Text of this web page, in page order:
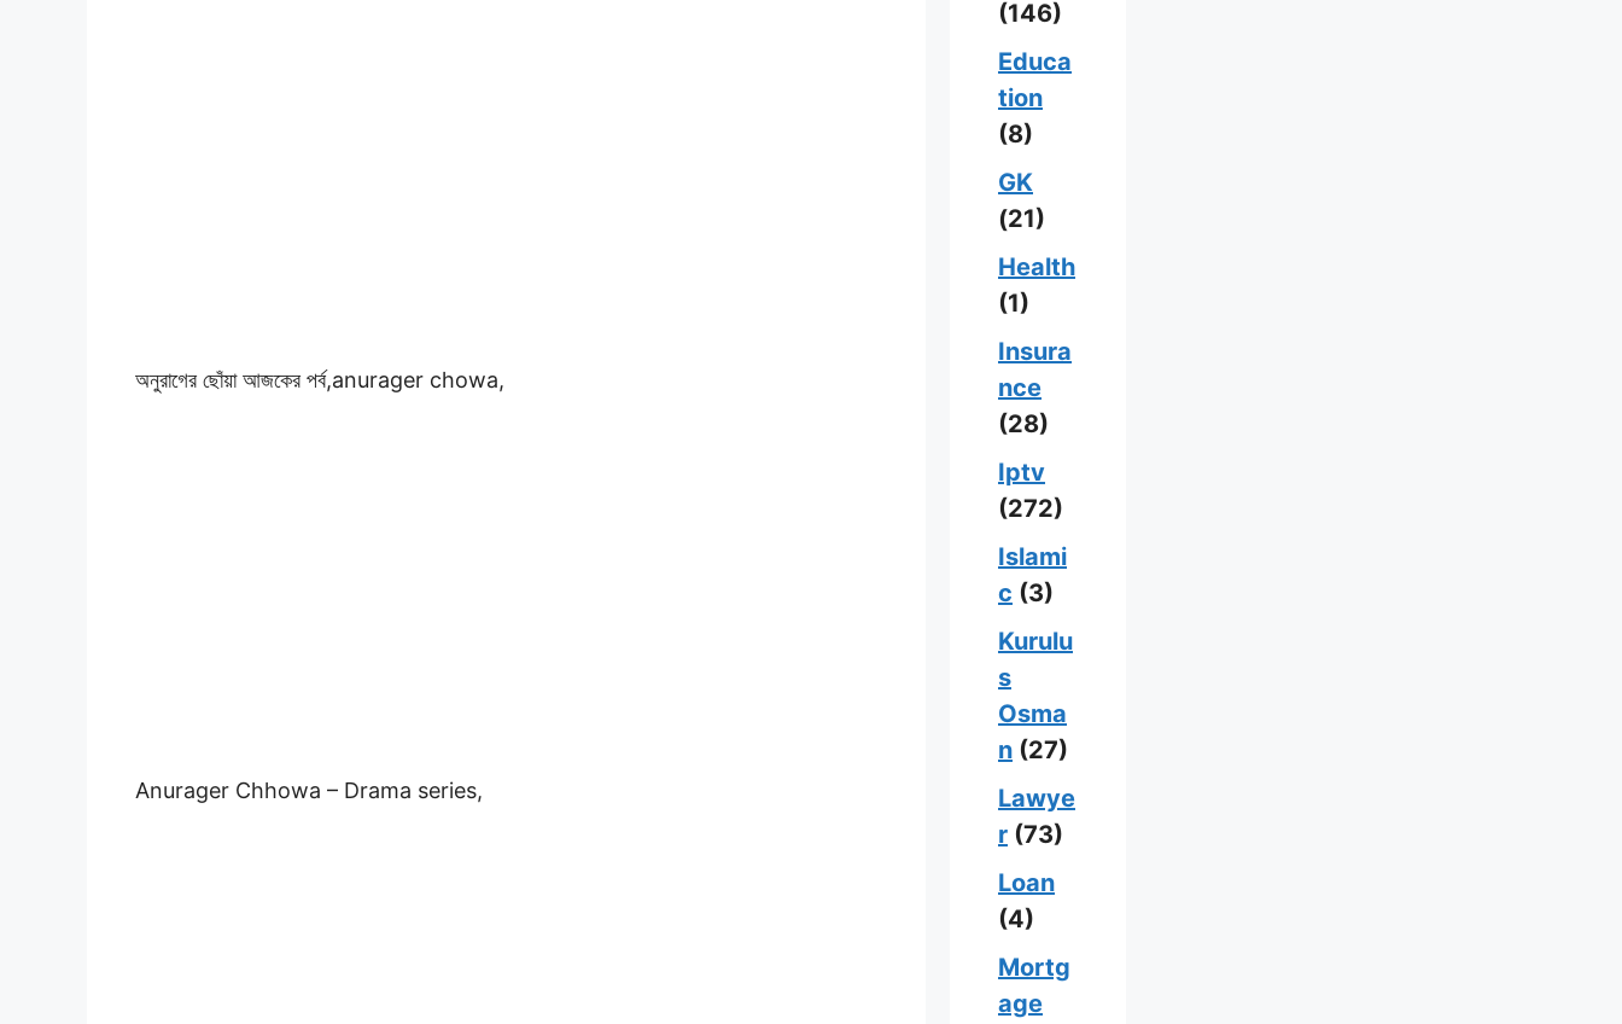
অনুরাগের ছোঁয়া আজকের পর্ব,anurager chowa,
Anurager Chhowa – Drama series,
(146)
Educa
tion
(8)
GK
(21)
Health
(1)
Insura
nce
(28)
Iptv
(272)
Islami
c (3)
Kurulu
s
Osma
n (27)
Lawye
r (73)
Loan
(4)
Mortg
age